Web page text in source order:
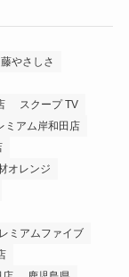
やさしさ
スクープ TV
ミアム岸和田店
オレンジ
ミアムファイブ